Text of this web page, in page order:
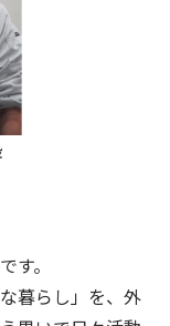
す。
暮らし」を、外